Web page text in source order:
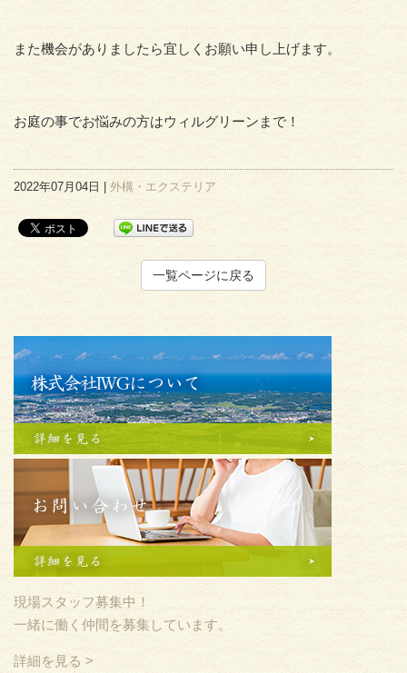
また機会がありましたら宜しくお願い申し上げます。
お庭の事でお悩みの方はウィルグリーンまで！
2022年07月04日 | 外構・エクステリア
一覧ページに戻る
現場スタッフ募集中！
一緒に働く仲間を募集しています。
詳細を見る >